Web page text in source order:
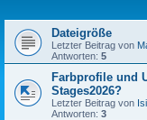
Dateigröße
Letzter Beitrag von
Antworten: 5
Farbprofile und
Stages2026?
Letzter Beitrag von
Antworten: 3